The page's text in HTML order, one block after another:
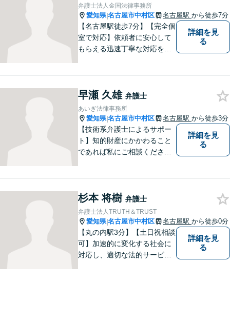
な手続きに努めます。【ビデ
オ面談可】
弁護士法人金国法律事務所
愛知県|名古屋市中村区 名古屋駅 から徒歩7分
【名古屋駅徒歩7分】【完全個
室で対応】依頼者に安心して
もらえる迅速丁寧な対応をモ
詳細を見
る
早瀬 久雄 弁護士
あいぎ法律事務所
愛知県|名古屋市中村区 名古屋駅 から徒歩3分
【技術系弁護士によるサポー
ト】知的財産にかかわること
であれば私にご相談くださ
力でサポートいたします。
詳細を見
る
杉本 将樹 弁護士
弁護士法人TRUTH＆TRUST
愛知県|名古屋市中村区 名古屋駅 から徒歩0分
【丸の内駅3分】【土日祝相談
可】加速的に変化する社会に
対応し、適切な法的サービス
詳細を見
る